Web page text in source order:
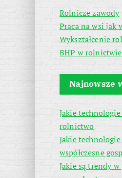
Rolnicze zawody
Praca na wsi jak
Wykształcenie
BHP w rolnictwie
Najnowsze
Jakie
rolnictwo
Jakie
współczesne
Jakie są trendy